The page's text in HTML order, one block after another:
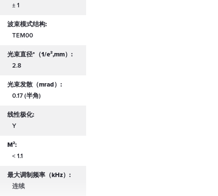
± 1
波束模式结构:
TEM00
光束直径*（1/e²,mm）:
2.8
光束发散（mrad）:
0.17 (半角)
线性极化:
Y
M²:
< 1.1
最大调制频率（kHz）:
连续